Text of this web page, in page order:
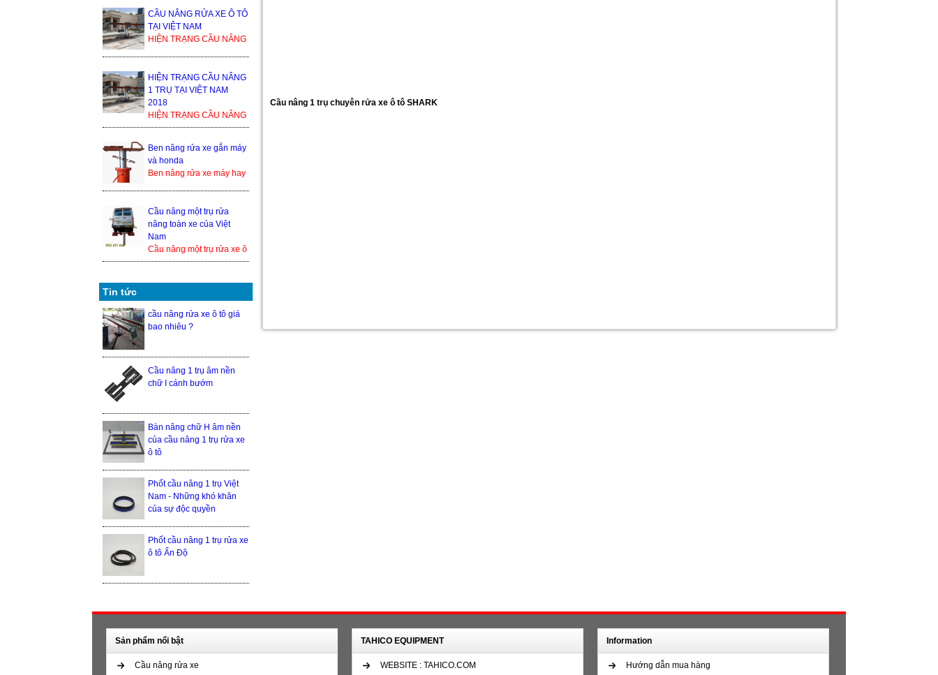
bình thường họ sẽ nhận
được yêu cầu từ đơn ...
CẦU NÂNG RỬA XE Ô TÔ
TẠI VIỆT NAM
HIỆN TRẠNG CẦU NÂNG
nâng xe ô tô, cầu nâng xe
1 tr...
HIỆN TRẠNG CẦU NÂNG
1 TRỤ TẠI VIỆT NAM
2018
HIỆN TRẠNG CẦU NÂNG
1 TRỤ TẠI VIỆT NAM
2018 Trong thế giới cầu
nâng xe ô tô, cầu nâng xe
1 trụ ...
Ben nâng rửa xe gắn máy
và honda
Ben nâng rửa xe máy hay
thiết bị nâng hạ xe máy
đượ...
Cầu nâng một trụ rửa
nâng toàn xe của Việt
Nam
Cầu nâng một trụ rửa xe ô
tô nâng toàn xe của Việt
Tin tức
cầu nâng rửa xe ô tô giá
bao nhiêu ?
Cầu nâng 1 trụ âm nền
chữ I cánh bướm
Bàn nâng chữ H âm nền
của cầu nâng 1 trụ rửa xe
ô tô
Phốt cầu nâng 1 trụ Việt
Nam - Những khó khăn
của sự độc quyền
Phốt cầu nâng 1 trụ rửa xe
ô tô Ấn Độ
Cầu nâng 1 trụ chuyên rửa xe ô tô SHARK
Sản phẩm nổi bật
Cầu nâng rửa xe
TAHICO EQUIPMENT
WEBSITE : TAHICO.COM
Information
Hướng dẫn mua hàng